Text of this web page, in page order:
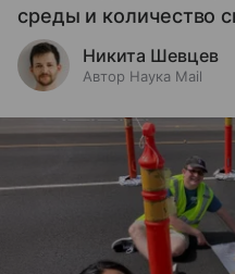
среды и количество
Никита Шевцев
Автор Наука Mail